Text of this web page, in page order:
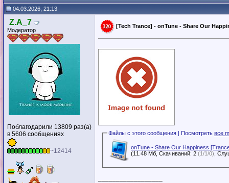
04.03.2026, 21:13
Z.A_7
Модератор
Поблагодарили 13809 раз(а)
в 5606 сообщениях
~12414
[Tech Trance] - onTune - Share Our
Файлы с этого сообщения | Посмотретьвсе
onTune - Share Our Happiness
(11.48 Мб, Скачиваний: 2(1/1/0)